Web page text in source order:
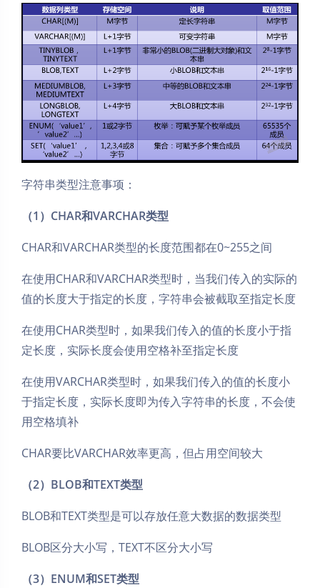
字符串类型注意事项：
（1）CHAR和VARCHAR类型
CHAR和VARCHAR类型的长度范围都在0~255之间
在使用CHAR和VARCHAR类型时，当我们传入的实际的
值的长度大于指定的长度，字符串会被截取至指定长度
在使用CHAR类型时，如果我们传入的值的长度小于指
定长度，实际长度会使用空格补至指定长度
在使用VARCHAR类型时，如果我们传入的值的长度小
于指定长度，实际长度即为传入字符串的长度，不会使
用空格填补
CHAR要比VARCHAR效率更高，但占用空间较大
（2）BLOB和TEXT类型
BLOB和TEXT类型是可以存放任意大数据的数据类型
BLOB区分大小写，TEXT不区分大小写
（3）ENUM和SET类型